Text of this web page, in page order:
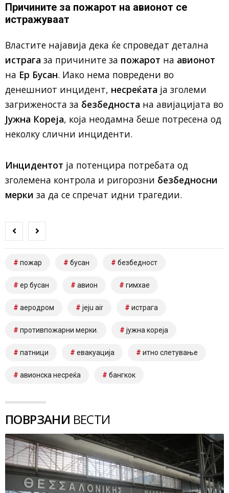
Причините за пожарот на авионот се
истражуваат
Властите најавија дека ќе спроведат детална
истрага за причините за пожарот на авионот
на Ер Бусан. Иако нема повредени во
денешниот инцидент, несреќата ја зголеми
загриженоста за безбедноста на авијацијата во
Јужна Кореја, која неодамна беше потресена од
неколку слични инциденти.
Инцидентот ја потенцира потребата од
зголемена контрола и ригорозни безбедносни
мерки за да се спречат идни трагедии.
пожар бусан безбедност
ер бусан авион гимхае
аеродром jeju air истрага
противпожарни мерки. јужна кореја
патници евакуација итно слетување
авионска несреќа бангкок
ПОВРЗАНИ ВЕСТИ